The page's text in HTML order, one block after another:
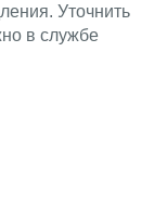
Уточнить
в службе